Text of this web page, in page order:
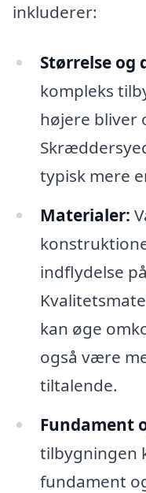
inkluderer:
Størrelse og
kompleks
højere bliver
typisk mere
Materialer:
indflydelse
kan øge
også være
tiltalende.
Fundament
tilbygningen
fundament